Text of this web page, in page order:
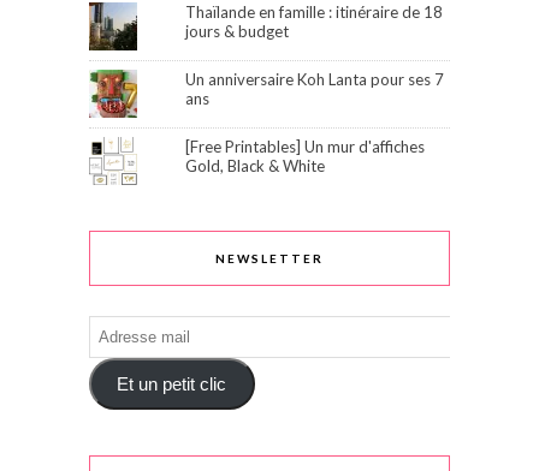
Thaïlande en famille : itinéraire de 18
jours & budget
Un anniversaire Koh Lanta pour ses 7
ans
[Free Printables] Un mur d'affiches
Gold, Black & White
NEWSLETTER
Adresse
mail
Et un petit clic